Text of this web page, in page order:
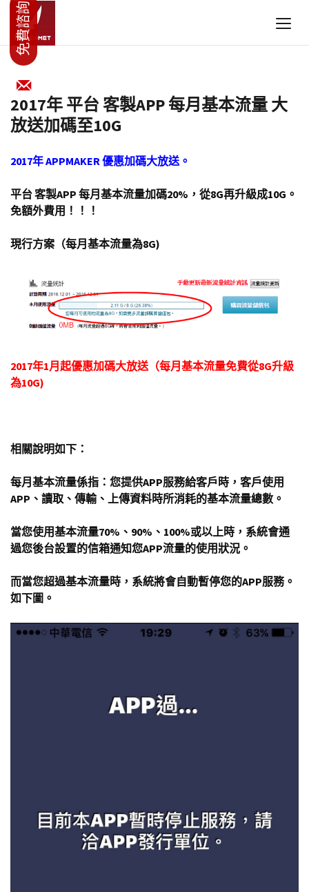
2017年 平台 客製APP 每月基本流量 大
放送加碼至10G
2017年 APPMAKER 優惠加碼大放送。
平台 客製APP 每月基本流量加碼20%，從8G再升級成10G。
免額外費用！！！
現行方案（每月基本流量為8G)
2017年1月起優惠加碼大放送（每月基本流量免費從8G升級
為10G)
相關說明如下：
每月基本流量係指：您提供APP服務給客戶時，客戶使用
APP、讀取、傳輸、上傳資料時所消耗的基本流量總數。
當您使用基本流量70%、90%、100%或以上時，系統會通
過您後台設置的信箱通知您APP流量的使用狀況。
而當您超過基本流量時，系統將會自動暫停您的APP服務。
如下圖。